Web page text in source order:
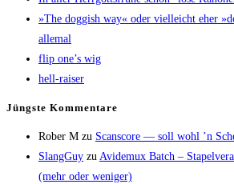
»The dog­gish way« oder viel­leicht eher
allemal
flip one’s wig
hell-rai­ser
Jüngs­te Kommentare
Rober M zu Scans­core — soll wohl ’n
SlangGuy zu Avi­de­mux Batch –
(mehr oder weniger)